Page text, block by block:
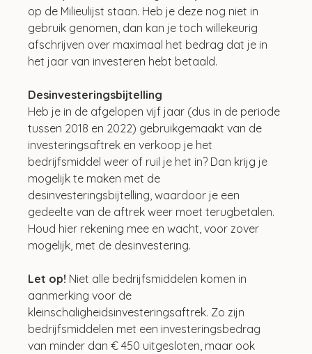
op de Milieulijst staan. Heb je deze nog niet in
gebruik genomen, dan kan je toch willekeurig
afschrijven over maximaal het bedrag dat je in
het jaar van investeren hebt betaald.
Desinvesteringsbijtelling
Heb je in de afgelopen vijf jaar (dus in de periode
tussen 2018 en 2022) gebruikgemaakt van de
investeringsaftrek en verkoop je het
bedrijfsmiddel weer of ruil je het in? Dan krijg je
mogelijk te maken met de
desinvesteringsbijtelling, waardoor je een
gedeelte van de aftrek weer moet terugbetalen.
Houd hier rekening mee en wacht, voor zover
mogelijk, met de desinvestering.
Let op! Niet alle bedrijfsmiddelen komen in
aanmerking voor de
kleinschaligheidsinvesteringsaftrek. Zo zijn
bedrijfsmiddelen met een investeringsbedrag
van minder dan € 450 uitgesloten, maar ook